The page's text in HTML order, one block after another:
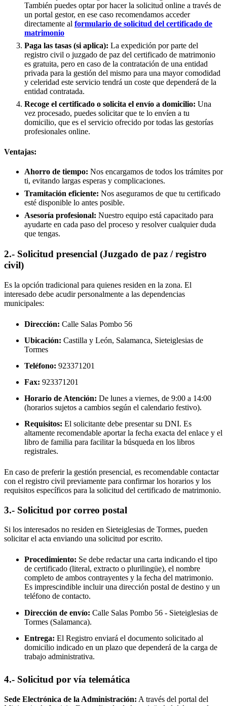
También puedes optar por hacer la solicitud online a través de
un portal gestor, en ese caso recomendamos acceder
directamente al formulario de solicitud del certificado de
matrimonio
Paga las tasas (si aplica): La expedición por parte del
registro civil o juzgado de paz del certificado de matrimonio
es gratuita, pero en caso de la contratación de una entidad
privada para la gestión del mismo para una mayor comodidad
y celeridad este servicio tendrá un coste que dependerá de la
entidad contratada.
Recoge el certificado o solicita el envío a domicilio: Una
vez procesado, puedes solicitar que te lo envíen a tu
domicilio, que es el servicio ofrecido por todas las gestorías
profesionales online.
Ventajas:
Ahorro de tiempo: Nos encargamos de todos los trámites por
ti, evitando largas esperas y complicaciones.
Tramitación eficiente: Nos aseguramos de que tu certificado
esté disponible lo antes posible.
Asesoría profesional: Nuestro equipo está capacitado para
ayudarte en cada paso del proceso y resolver cualquier duda
que tengas.
2.- Solicitud presencial (Juzgado de paz / registro
civil)
Es la opción tradicional para quienes residen en la zona. El
interesado debe acudir personalmente a las dependencias
municipales:
Dirección: Calle Salas Pombo 56
Ubicación: Castilla y León, Salamanca, Sieteiglesias de
Tormes
Teléfono: 923371201
Fax: 923371201
Horario de Atención: De lunes a viernes, de 9:00 a 14:00
(horarios sujetos a cambios según el calendario festivo).
Requisitos: El solicitante debe presentar su DNI. Es
altamente recomendable aportar la fecha exacta del enlace y el
libro de familia para facilitar la búsqueda en los libros
registrales.
En caso de preferir la gestión presencial, es recomendable contactar
con el registro civil previamente para confirmar los horarios y los
requisitos específicos para la solicitud del certificado de matrimonio.
3.- Solicitud por correo postal
Si los interesados no residen en Sieteiglesias de Tormes, pueden
solicitar el acta enviando una solicitud por escrito.
Procedimiento: Se debe redactar una carta indicando el tipo
de certificado (literal, extracto o plurilingüe), el nombre
completo de ambos contrayentes y la fecha del matrimonio.
Es imprescindible incluir una dirección postal de destino y un
teléfono de contacto.
Dirección de envío: Calle Salas Pombo 56 - Sieteiglesias de
Tormes (Salamanca).
Entrega: El Registro enviará el documento solicitado al
domicilio indicado en un plazo que dependerá de la carga de
trabajo administrativa.
4.- Solicitud por vía telemática
Sede Electrónica de la Administración: A través del portal del